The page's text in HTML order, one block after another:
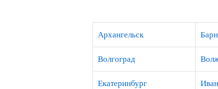
Архангельск
Волгоград
Екатеринбург